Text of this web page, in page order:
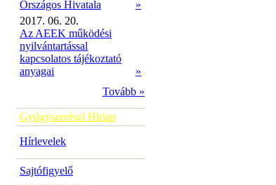
Országos Hivatala
»
2017. 06. 20.
Az AEEK működési
nyilvántartással
kapcsolatos tájékoztató
anyagai
»
Tovább »
Gyógyszerészi Hírlap
Hírlevelek
Sajtófigyelő